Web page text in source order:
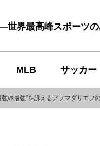
界最高峰スポーツ
MLB サッカー
vs最強”を訴えるアフマダリエフ